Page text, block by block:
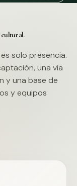
solo presencia.
una vía
y una base de
y equipos